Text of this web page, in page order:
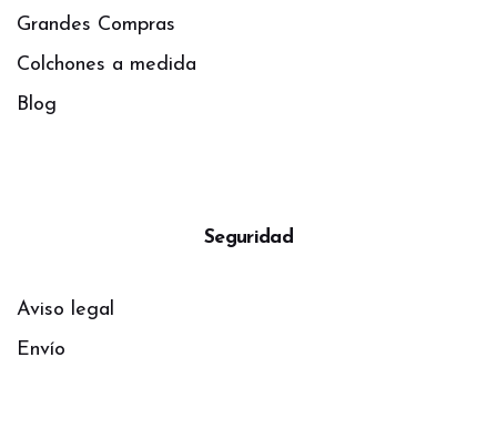
Grandes Compras
Colchones a medida
Blog
Seguridad
Aviso legal
Envío